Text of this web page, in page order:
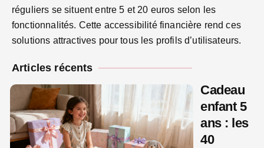
réguliers se situent entre 5 et 20 euros selon les
fonctionnalités. Cette accessibilité financière rend ces
solutions attractives pour tous les profils d’utilisateurs.
Articles récents
Cadeau
enfant 5
ans : les
40